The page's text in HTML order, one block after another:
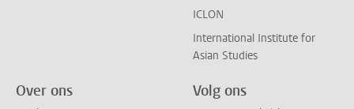
ICLON
International Institute for
Asian Studies
Over ons Volg ons